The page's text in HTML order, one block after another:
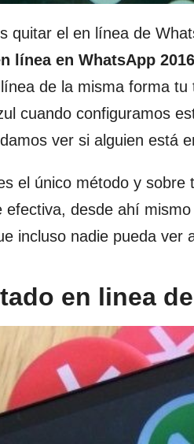
quitar el en línea de
línea en WhatsApp 2016
de la misma forma
cuando configuramos
ver si alguien está
el único método y sobre
desde ahí
incluso nadie pueda ver
en linea